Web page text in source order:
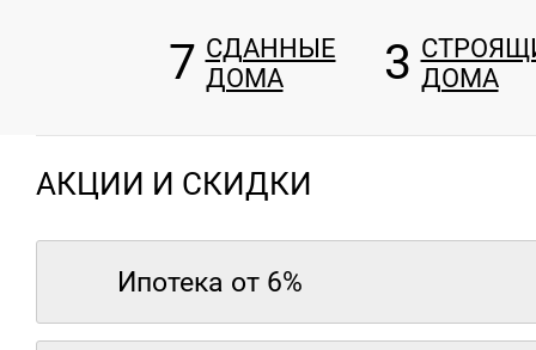
7 СДАННЫЕ
ДОМА
3 ДОМА
АКЦИИ И СКИДКИ
Ипотека от 6%